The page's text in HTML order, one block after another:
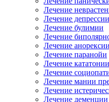
Лечение
Лечение депрессии
Лечение булимии
Лечение
Лечение анорексии
Лечение паранойи
Лечение кататонии
Лечение
Лечение мании
Лечение
Лечение деменции